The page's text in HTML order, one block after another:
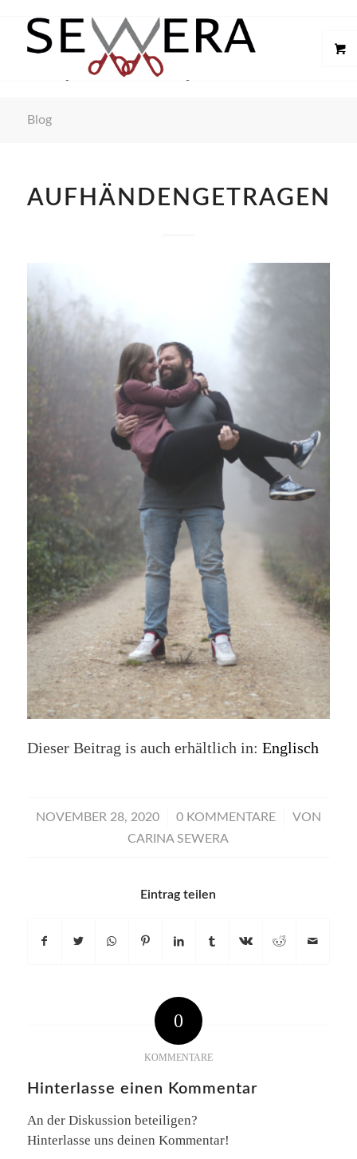
Blog
AUFHÄNDENGETRAGEN
Dieser Beitrag is auch erhältlich in: Englisch
NOVEMBER 28, 2020
/ 0 KOMMENTARE
/
VON
CARINA SEWERA
Eintrag teilen
0
KOMMENTARE
Hinterlasse einen Kommentar
An der Diskussion beteiligen?
Hinterlasse uns deinen Kommentar!